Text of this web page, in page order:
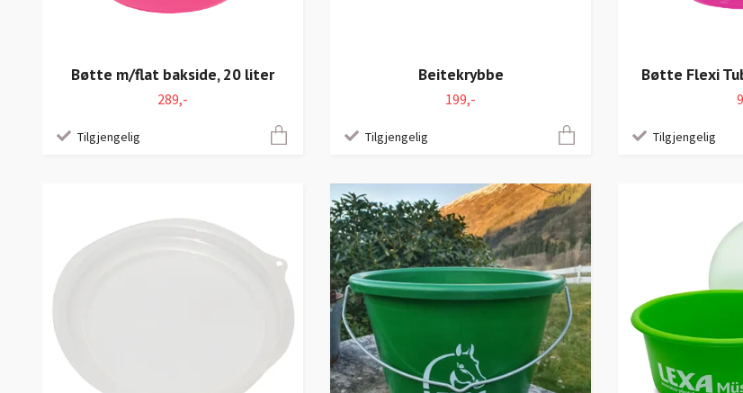
Bøtte m/flat bakside, 20 liter
289,-
Tilgjengelig
Beitekrybbe
199,-
Tilgjengelig
Bøtte Flexi
Tilgjengelig